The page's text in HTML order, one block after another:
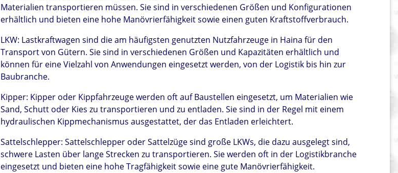
Materialien transportieren müssen. Sie sind in verschiedenen Größen und Konfigurationen
erhältlich und bieten eine hohe Manövrierfähigkeit sowie einen guten Kraftstoffverbrauch.
LKW: Lastkraftwagen sind die am häufigsten genutzten Nutzfahrzeuge in Haina für den
Transport von Gütern. Sie sind in verschiedenen Größen und Kapazitäten erhältlich und
können für eine Vielzahl von Anwendungen eingesetzt werden, von der Logistik bis hin zur
Baubranche.
Kipper: Kipper oder Kippfahrzeuge werden oft auf Baustellen eingesetzt, um Materialien wie
Sand, Schutt oder Kies zu transportieren und zu entladen. Sie sind in der Regel mit einem
hydraulischen Kippmechanismus ausgestattet, der das Entladen erleichtert.
Sattelschlepper: Sattelschlepper oder Sattelzüge sind große LKWs, die dazu ausgelegt sind,
schwere Lasten über lange Strecken zu transportieren. Sie werden oft in der Logistikbranche
eingesetzt und bieten eine hohe Tragfähigkeit sowie eine gute Manövrierfähigkeit.